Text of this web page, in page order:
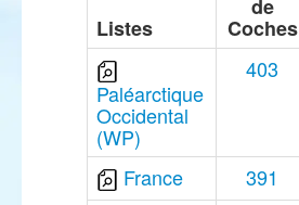
Listes
de
Coches
Paléarctique
Occidental
(WP)
403
France 391